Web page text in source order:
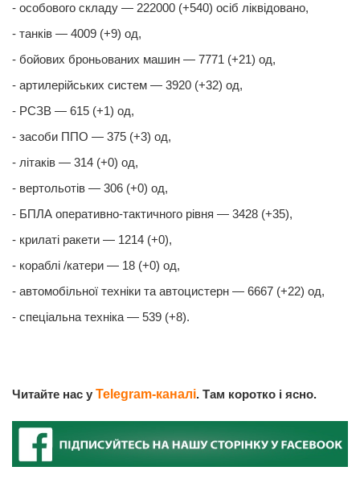
- особового складу — 222000 (+540) осіб ліквідовано,
- танків — 4009 (+9) од,
- бойових броньованих машин — 7771 (+21) од,
- артилерійських систем — 3920 (+32) од,
- РСЗВ — 615 (+1) од,
- засоби ППО — 375 (+3) од,
- літаків — 314 (+0) од,
- вертольотів — 306 (+0) од,
- БПЛА оперативно-тактичного рівня — 3428 (+35),
- крилаті ракети — 1214 (+0),
- кораблі /катери — 18 (+0) од,
- автомобільної техніки та автоцистерн — 6667 (+22) од,
- спеціальна техніка — 539 (+8).
Читайте нас у Telegram-каналі. Там коротко і ясно.